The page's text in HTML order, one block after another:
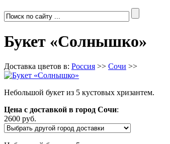
Букет «Солнышко»
Доставка цветов в: Россия >> Сочи >>
Небольшой букет из 5 кустовых хризантем.
Цена с доставкой в город Сочи:
2600 руб.